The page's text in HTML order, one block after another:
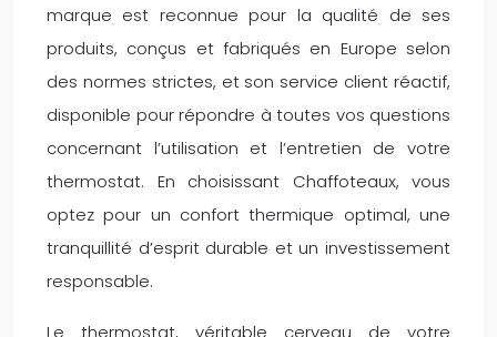
marque est reconnue pour la qualité de ses
produits, conçus et fabriqués en Europe selon
des normes strictes, et son service client réactif,
disponible pour répondre à toutes vos questions
concernant l’utilisation et l’entretien de votre
thermostat. En choisissant Chaffoteaux, vous
optez pour un confort thermique optimal, une
tranquillité d’esprit durable et un investissement
responsable.
Le thermostat, véritable cerveau de votre